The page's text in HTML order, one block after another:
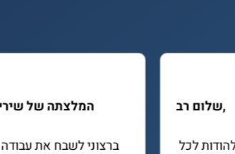
של שירי המלצתה של חנה